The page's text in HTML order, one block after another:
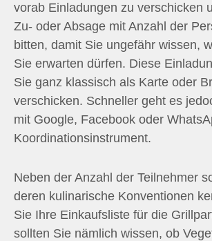
vorab Einladungen zu verschicken
Zu- oder Absage mit Anzahl der
bitten, damit Sie ungefähr wissen,
Sie erwarten dürfen. Diese
Sie ganz klassisch als Karte oder
verschicken. Schneller geht es
mit Google, Facebook oder
Koordinationsinstrument.
Neben der Anzahl der Teilnehmer
deren kulinarische Konventionen
Sie Ihre Einkaufsliste für die
sollten Sie nämlich wissen, ob